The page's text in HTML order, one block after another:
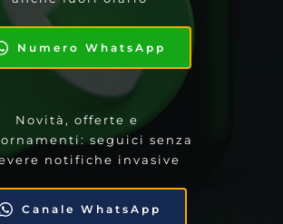
Numero WhatsApp
Novità, offerte e
seguici senza
notifiche invasive
Canale WhatsApp